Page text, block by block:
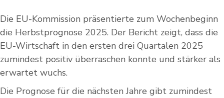
Die EU-Kommission präsentierte zum Wochenbeginn
die Herbstprognose 2025. Der Bericht zeigt, dass die
EU-Wirtschaft in den ersten drei Quartalen 2025
zumindest positiv überraschen konnte und stärker als
erwartet wuchs.
Die Prognose für die nächsten Jahre gibt zumindest